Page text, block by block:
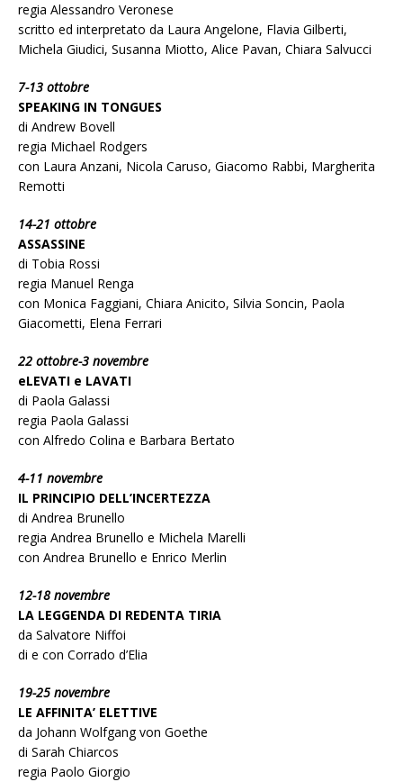
regia Alessandro Veronese
scritto ed interpretato da Laura Angelone, Flavia Gilberti,
Michela Giudici, Susanna Miotto, Alice Pavan, Chiara Salvucci
7-13 ottobre
SPEAKING IN TONGUES
di Andrew Bovell
regia Michael Rodgers
con Laura Anzani, Nicola Caruso, Giacomo Rabbi, Margherita
Remotti
14-21 ottobre
ASSASSINE
di Tobia Rossi
regia Manuel Renga
con Monica Faggiani, Chiara Anicito, Silvia Soncin, Paola
Giacometti, Elena Ferrari
22 ottobre-3 novembre
eLEVATI e LAVATI
di Paola Galassi
regia Paola Galassi
con Alfredo Colina e Barbara Bertato
4-11 novembre
IL PRINCIPIO DELL’INCERTEZZA
di Andrea Brunello
regia Andrea Brunello e Michela Marelli
con Andrea Brunello e Enrico Merlin
12-18 novembre
LA LEGGENDA DI REDENTA TIRIA
da Salvatore Niffoi
di e con Corrado d’Elia
19-25 novembre
LE AFFINITA’ ELETTIVE
da Johann Wolfgang von Goethe
di Sarah Chiarcos
regia Paolo Giorgio